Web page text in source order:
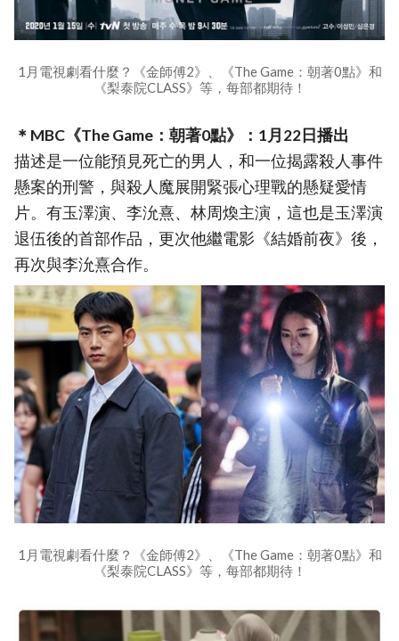
1月電視劇看什麼？《金師傅2》、《The Game：朝著0點》和
《梨泰院CLASS》等，每部都期待！
＊MBC《The Game：朝著0點》：1月22日播出
描述是一位能預見死亡的男人，和一位揭露殺人事件
懸案的刑警，與殺人魔展開緊張心理戰的懸疑愛情
片。有玉澤演、李沇熹、林周煥主演，這也是玉澤演
退伍後的首部作品，更次他繼電影《結婚前夜》後，
再次與李沇熹合作。
1月電視劇看什麼？《金師傅2》、《The Game：朝著0點》和
《梨泰院CLASS》等，每部都期待！